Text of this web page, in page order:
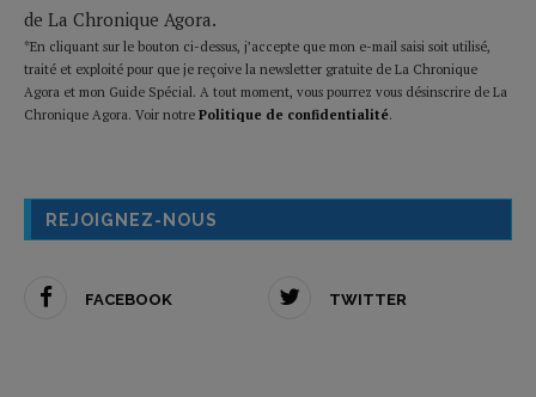
de La Chronique Agora.
*En cliquant sur le bouton ci-dessus, j’accepte que mon e-mail saisi soit utilisé,
traité et exploité pour que je reçoive la newsletter gratuite de La Chronique
Agora et mon Guide Spécial. A tout moment, vous pourrez vous désinscrire de La
Chronique Agora. Voir notre Politique de confidentialité.
REJOIGNEZ-NOUS
FACEBOOK TWITTER